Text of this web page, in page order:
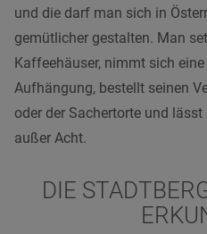
und die darf man sich in
gemütlicher gestalten. Man
Kaffeehäuser, nimmt sich
Aufhängung, bestellt seinen
oder der Sachertorte und
außer Acht.
DIE